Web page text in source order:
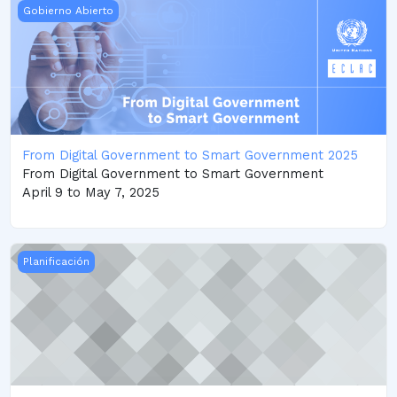
From Digital Government to Smart Government 2025
Gobierno Abierto
From Digital Government to Smart Government 2025
From Digital Government to Smart Government
April 9 to May 7, 2025
Facilidad Técnico-Financiero para la Transformación de
Planificación